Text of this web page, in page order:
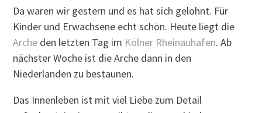
Da waren wir gestern und es hat sich gelohnt. Für
Kinder und Erwachsene echt schön. Heute liegt die
Arche den letzten Tag im Kölner Rheinauhafen. Ab
nächster Woche ist die Arche dann in den
Niederlanden zu bestaunen.
Das Innenleben ist mit viel Liebe zum Detail